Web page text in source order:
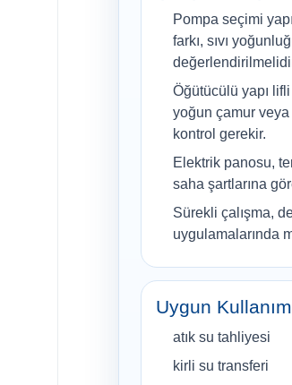
Pompa seçimi
farkı, sıvı
Öğütücülü yapı lifli
yoğun çamur
kontrol gerekir.
Elektrik panosu,
saha şartlarına
Sürekli çalışma,
uygulamalarında
Uygun
atık su tahliyesi
kirli su transferi